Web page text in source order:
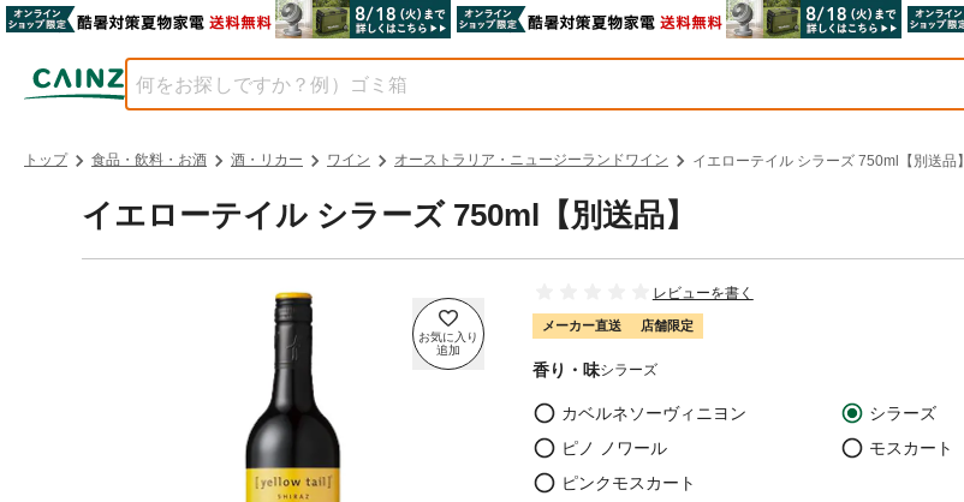
トップ 食品・飲料・お酒 酒・リカー ワイン オーストラリア・ニュージーランドワイン イエローテイル シラーズ 750ml【別送品】
イエローテイル シラーズ 750ml【別送品】
レビューを書く
メーカー直送 店舗限定
香り・味シラーズ
カベルネソーヴィニヨン
シラーズ
ピノ ノワール
モスカート
ピンクモスカート